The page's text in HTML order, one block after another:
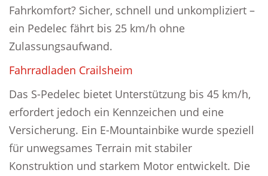
Fahrkomfort? Sicher, schnell und unkompliziert –
ein Pedelec fährt bis 25 km/h ohne
Zulassungsaufwand.
Fahrradladen Crailsheim
Das S-Pedelec bietet Unterstützung bis 45 km/h,
erfordert jedoch ein Kennzeichen und eine
Versicherung. Ein E-Mountainbike wurde speziell
für unwegsames Terrain mit stabiler
Konstruktion und starkem Motor entwickelt. Die